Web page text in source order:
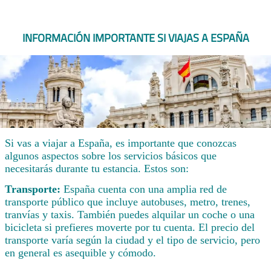
INFORMACIÓN IMPORTANTE SI VIAJAS A ESPAÑA
Si vas a viajar a España, es importante que conozcas
algunos aspectos sobre los servicios básicos que
necesitarás durante tu estancia. Estos son:
Transporte: España cuenta con una amplia red de
transporte público que incluye autobuses, metro, trenes,
tranvías y taxis. También puedes alquilar un coche o una
bicicleta si prefieres moverte por tu cuenta. El precio del
transporte varía según la ciudad y el tipo de servicio, pero
en general es asequible y cómodo.